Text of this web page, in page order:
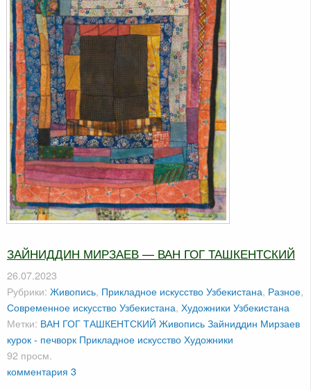
ЗАЙНИДДИН МИРЗАЕВ — ВАН ГОГ ТАШКЕНТСКИЙ
26.07.2023
Рубрики: Живопись, Прикладное искусство Узбекистана, Разное,
Современное искусство Узбекистана, Художники Узбекистана
Метки: ВАН ГОГ ТАШКЕНТСКИЙ ЖивописьЗайниддин Мирзаев
курок - печворк Прикладное искусствоХудожники
92 просм.
комментария 3